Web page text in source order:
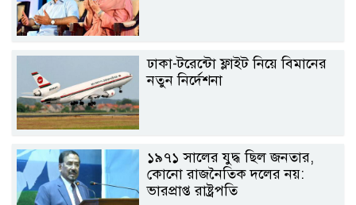
ঢাকা-টরেন্টো ফ্লাইট নিয়ে বিমানের
নতুন নির্দেশনা
১৯৭১ সালের যুদ্ধ ছিল জনতার,
কোনো রাজনৈতিক দলের নয়:
ভারপ্রাপ্ত রাষ্ট্রপতি